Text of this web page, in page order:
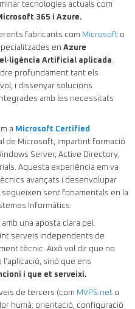
tecnologies actuals com
365 i Azure.
fabricants com Microsoft o
en Azure
Artificial aplicada.
profundament tant els
i dissenyar solucions
amb les necessitats
a Microsoft Certified
de Microsoft, impartint formació
Server, Active Directory,
Aquesta experiència em va
avançats i desenvolupar
sent fonamentals en la
Informàtics.
una aposta clara pel
serveis independents de
tècnic. Això vol dir que no
sinó que ens
i que et serveixi.
de tercers (com MVPS.net o
humà: orientació, configuració